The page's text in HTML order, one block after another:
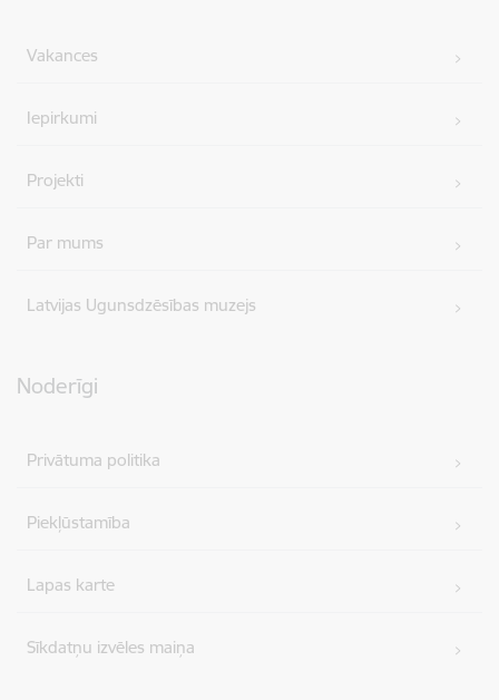
Vakances
Iepirkumi
Projekti
Par mums
Latvijas Ugunsdzēsības muzejs
Noderīgi
Privātuma politika
Piekļūstamība
Lapas karte
Sīkdatņu izvēles maiņa